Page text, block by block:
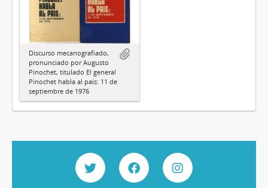
Discurso mecanografiado,
pronunciado por Augusto
Pinochet, titulado El general
Pinochet habla al país: 11 de
septiembre de 1976